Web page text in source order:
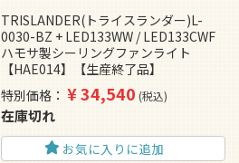
TRISLANDER(トライスランダー)L-
0030-BZ + LED133WW / LED133CWF
ハモサ製シーリングファンライト
【HAE014】【生産終了品】
特別価格
¥34,540 税込
在庫切れ
お気に入りに追加